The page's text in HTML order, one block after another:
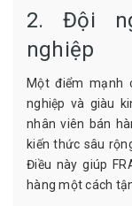
2. Đội
nghiệp
Một điểm mạnh
nghiệp và giàu
nhân viên bán
kiến thức sâu
Điều này giúp
hàng một cách